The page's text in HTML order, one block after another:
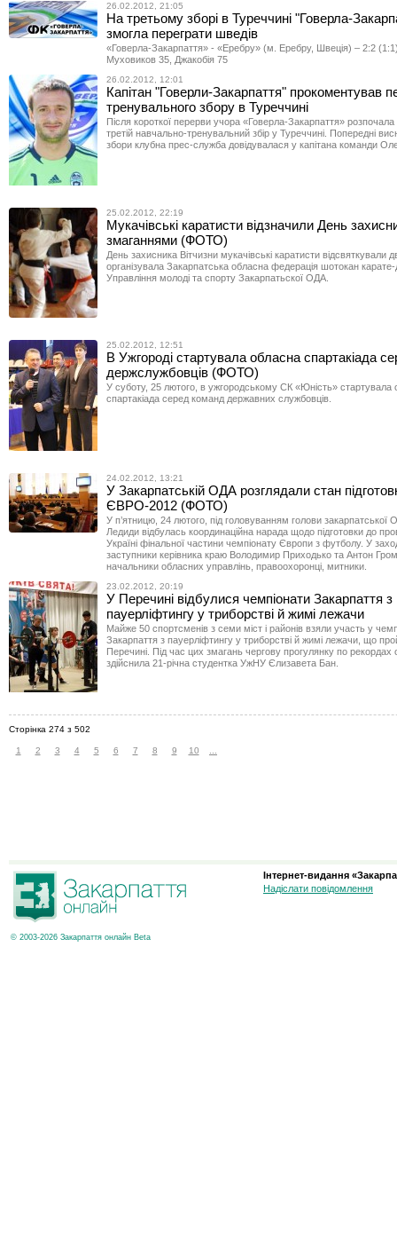
26.02.2012, 21:05
На третьому зборі в Туреччині "Говерла-
змогла переграти шведів
«Говерла-Закарпаття» - «Еребру» (м. Еребру, Швеція) – 2:2
Муховиков 35, Джакобія 75
26.02.2012, 12:01
Капітан "Говерли-Закарпаття" прокоментував
тренувального збору в Туреччині
Після короткої перерви учора «Говерла-Закарпаття»
третій навчально-тренувальний збір у Туреччині. Попередні
збори клубна прес-служба довідувалася у капітана команди
25.02.2012, 22:19
Мукачівські каратисти відзначили День
змаганнями (ФОТО)
День захисника Вітчизни мукачівські каратисти відсвяткували
організувала Закарпатська обласна федерація шотокан карате-
Управління молоді та спорту Закарпатьскої ОДА.
25.02.2012, 12:51
В Ужгороді стартувала обласна спартакіада
держслужбовців (ФОТО)
У суботу, 25 лютого, в ужгородському СК «Юність» стартувала
спартакіада серед команд державних службовців.
24.02.2012, 13:21
У Закарпатській ОДА розглядали стан
ЄВРО-2012 (ФОТО)
У п’ятницю, 24 лютого, під головуванням голови
Ледиди відбулась координаційна нарада щодо підготовки до
Україні фінальної частини чемпіонату Європи з футболу. У
заступники керівника краю Володимир Приходько та Антон
начальники обласних управлінь, правоохоронці, митники.
23.02.2012, 20:19
У Перечині відбулися чемпіонати Закарпаття з
пауерліфтингу у триборстві й жимі лежачи
Майже 50 спортсменів з семи міст і районів взяли участь у
Закарпаття з пауерліфтингу у триборстві й жимі лежачи, що
Перечині. Під час цих змагань чергову прогулянку по рекордах
здійснила 21-річна студентка УжНУ Єлизавета Бан.
Сторінка 274 з 502
1 2 3 4 5 6 7 8 9 10
© 2003-2026 Закарпаття онлайн Beta
Інтернет-видання
Надіслати повідомлення